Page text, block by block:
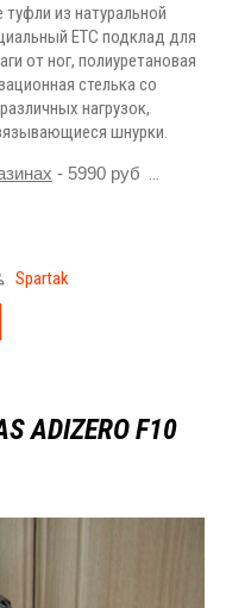
из натуральной
ETC подклад для
от ног, полиуретановая
стелька со
нагрузок,
шнурки.
- 5990 руб ...
Spartak
ADIZERO F10